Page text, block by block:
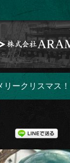
リークリスマス！